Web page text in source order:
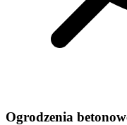
Ogrodzenia